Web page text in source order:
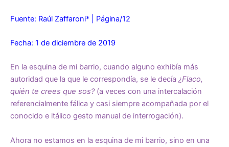
Fuente: Raúl Zaffaroni* | Página/12
Fecha: 1 de diciembre de 2019
En la esquina de mi barrio, cuando alguno exhibía más
autoridad que la que le correspondía, se le decía ¿Flaco,
quién te crees que sos? (a veces con una intercalación
referencialmente fálica y casi siempre acompañada por el
conocido e itálico gesto manual de interrogación).
Ahora no estamos en la esquina de mi barrio, sino en una